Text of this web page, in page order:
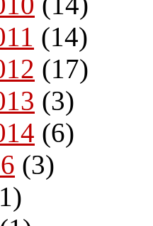
(14)
(17)
(3)
(6)
(3)